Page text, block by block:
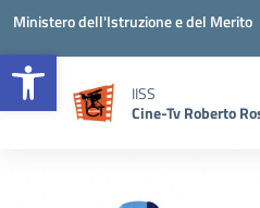
Open toolbar
Vai ai contenuti
Vai al menu di navigazione
Vai al footer
Ministero dell'Istruzione e del Merito
IISS
Cine-Tv Roberto